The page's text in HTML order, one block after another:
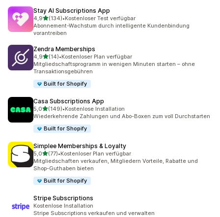
Stay AI Subscriptions App
4,9von 5 Sternen
(134)
134 Rezensionen insgesamt
•Kostenloser Test verfügbar
Abonnement-Wachstum durch intelligente Kundenbindung
vorantreiben
Zendra Memberships
4,9von 5 Sternen
(14)
14 Rezensionen insgesamt
•Kostenloser Plan verfügbar
Mitgliedschaftsprogramm in wenigen Minuten starten – ohne
Transaktionsgebühren
Built for Shopify
Casa Subscriptions App
5,0von 5 Sternen
(149)
149 Rezensionen insgesamt
•Kostenlose Installation
Wiederkehrende Zahlungen und Abo-Boxen zum voll Durchstarten
Built for Shopify
Simplee Memberships & Loyalty
5,0von 5 Sternen
(77)
77 Rezensionen insgesamt
•Kostenloser Plan verfügbar
Mitgliedschaften verkaufen, Mitgliedern Vorteile, Rabatte und
Shop-Guthaben bieten
Built for Shopify
Stripe Subscriptions
Kostenlose Installation
Stripe Subscriptions verkaufen und verwalten